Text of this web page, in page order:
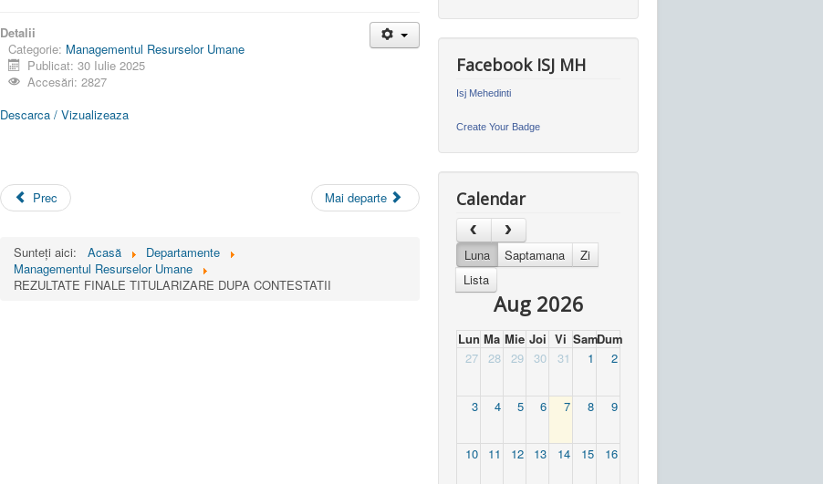
Detalii
Categorie: Managementul Resurselor Umane
Publicat: 30 Iulie 2025
Accesări: 2827
Descarca / Vizualizeaza
Prec Mai departe
Sunteți aici: Acasă
Departamente
Managementul Resurselor Umane
REZULTATE FINALE TITULARIZARE DUPA CONTESTATII
Facebook ISJ MH
Isj Mehedinti
Create Your Badge
Calendar
Luna Saptamana
Zi
Lista
Aug 2026
Lun Ma Mie Joi Vi SamDum
27
28 29 30 31 1 2
3 4 5 6 7 8 9
10 11 12 13 14 15 16